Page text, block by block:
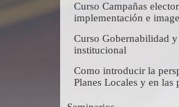
Curso Campañas
implementación e
Curso Gobernabilidad
institucional
Como introducir la
Planes Locales y en